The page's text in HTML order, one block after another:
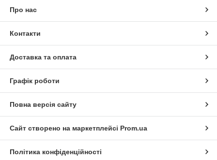
Про нас
Контакти
Доставка та оплата
Графік роботи
Повна версія сайту
Сайт створено на маркетплейсі Prom.ua
Політика конфіденційності